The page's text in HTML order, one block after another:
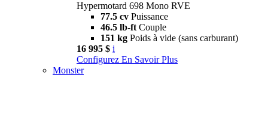
Hypermotard 698 Mono RVE
77.5 cv Puissance
46.5 lb-ft Couple
151 kg Poids à vide (sans carburant)
16 995 $ i
Configurez En Savoir Plus
Monster